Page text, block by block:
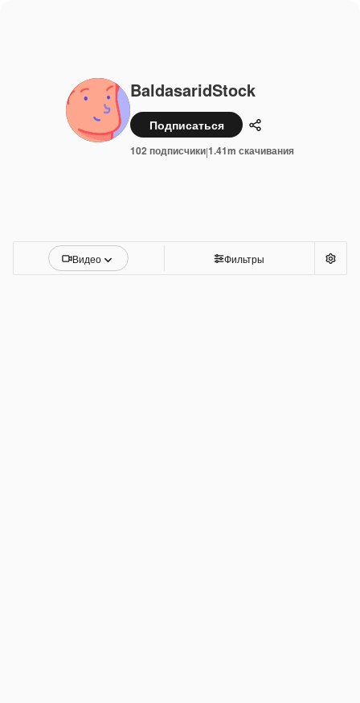
BaldasaridStock
Подписаться Поделиться
102 подписчики|1.41m скачивания
Видео Фильтры